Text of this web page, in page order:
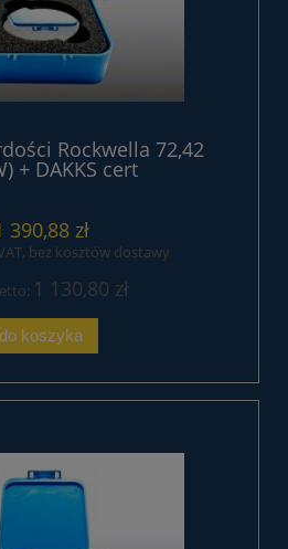
Rockwella 72,42
+ DAKKS cert
390,88 zł
bez kosztów dostawy
1 130,80 zł
do koszyka